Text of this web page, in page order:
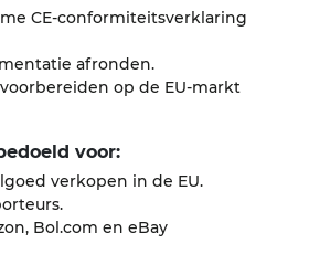
CE-conformiteitsverklaring
afronden.
op de EU-markt
voor:
verkopen in de EU.
Bol.com en eBay